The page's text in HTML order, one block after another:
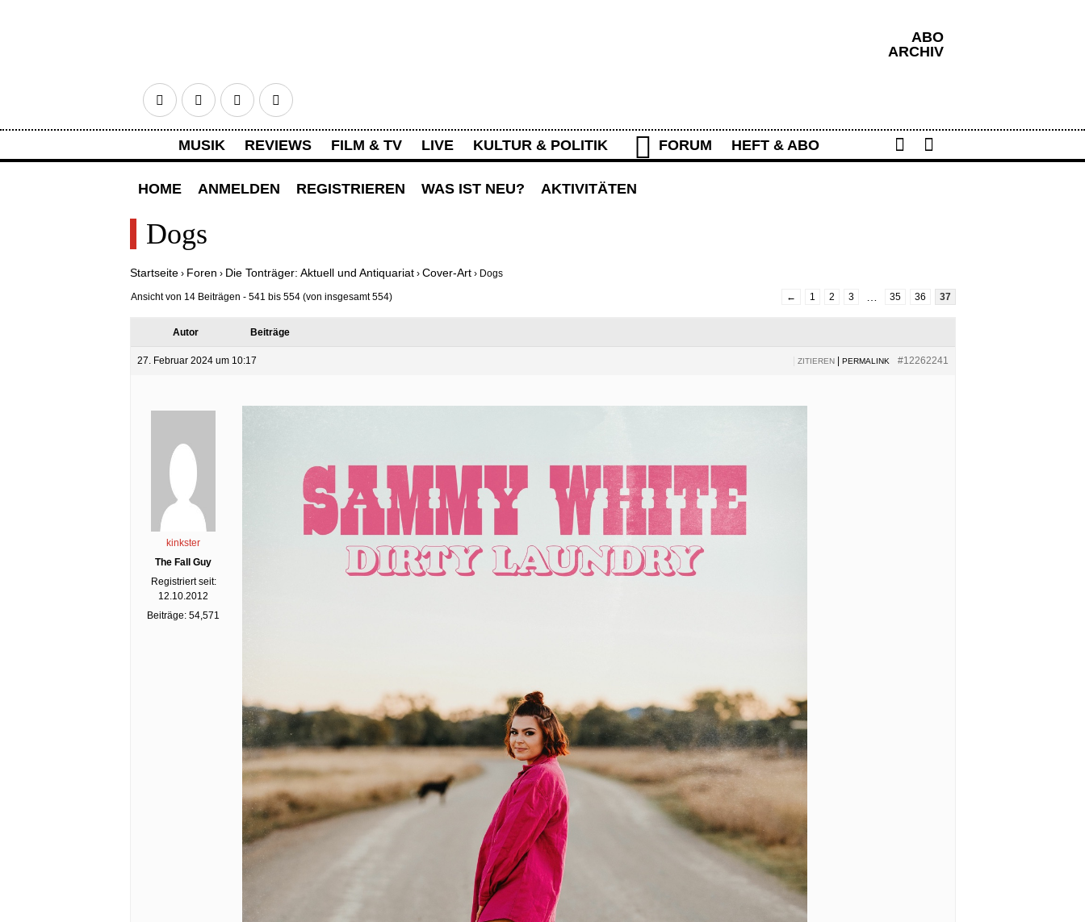
FacebookTwitter Google+RSS
ABO
ARCHIV
Share
MUSIK REVIEWS FILM & TV LIVE KULTUR & POLITIK FORUM HEFT & ABO
HOME ANMELDEN REGISTRIEREN WAS IST NEU? AKTIVITÄTEN
Dogs
Startseite › Foren › Die Tonträger: Aktuell und Antiquariat › Cover-Art › Dogs
Ansicht von 14 Beiträgen - 541 bis 554 (von insgesamt 554) ← 1 2 3 35 36 37
Autor Beiträge
27. Februar 2024 um 10:17 #12262241
| PERMALINK
ZITIEREN
kinkster
The Fall Guy
Registriert seit:
12.10.2012
Beiträge: 54,571